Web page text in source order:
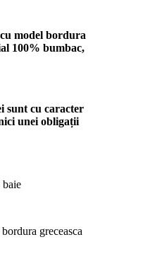
model bordura
100% bumbac,
sunt cu caracter
unei obligații
baie
greceasca